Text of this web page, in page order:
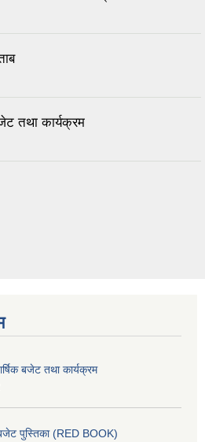
तथा कार्यक्रम
बजेट तथा कार्यक्रम
पुस्तिका (RED BOOK)